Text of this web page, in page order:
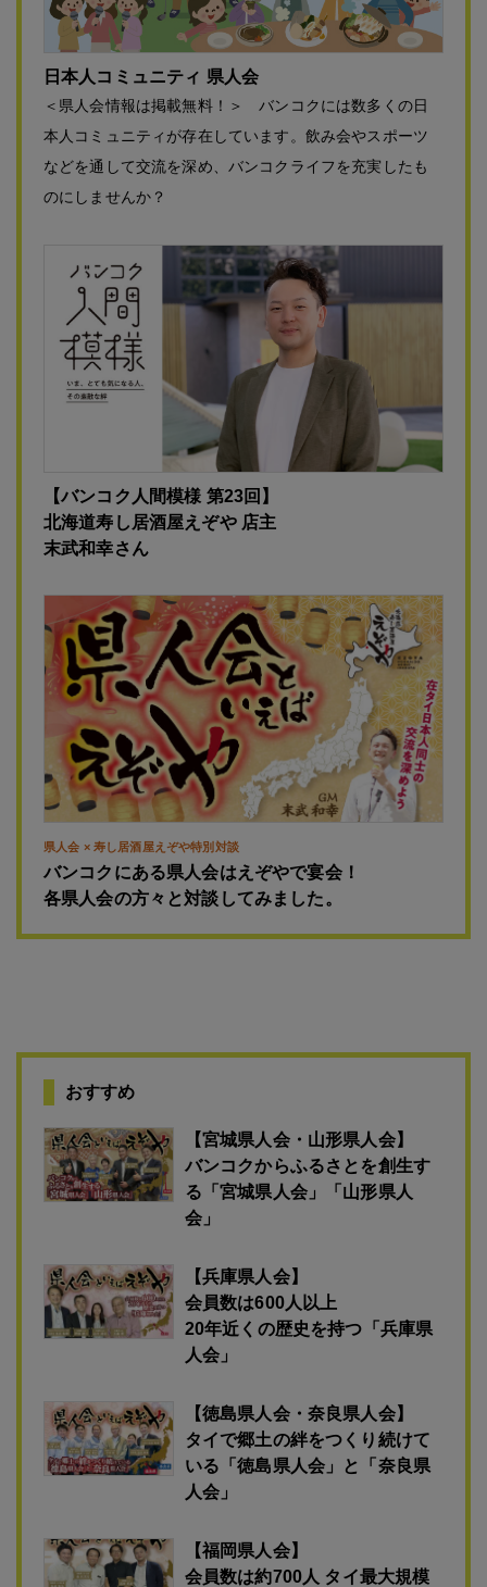
日本人コミュニティ 県人会
＜県人会情報は掲載無料！＞ バンコクには数多くの日
本人コミュニティが存在しています。飲み会やスポーツ
などを通して交流を深め、バンコクライフを充実したも
のにしませんか？
【バンコク人間模様 第23回】
北海道寿し居酒屋えぞや 店主
末武和幸さん
県人会 × 寿し居酒屋えぞや特別対談
バンコクにある県人会はえぞやで宴会！
各県人会の方々と対談してみました。
おすすめ
【宮城県人会・山形県人会】
バンコクからふるさとを創生す
る「宮城県人会」「山形県人
会」
【兵庫県人会】
会員数は600人以上
20年近くの歴史を持つ「兵庫県
人会」
【徳島県人会・奈良県人会】
タイで郷土の絆をつくり続けて
いる「徳島県人会」と「奈良県
人会」
【福岡県人会】
会員数は約700人 タイ最大規模